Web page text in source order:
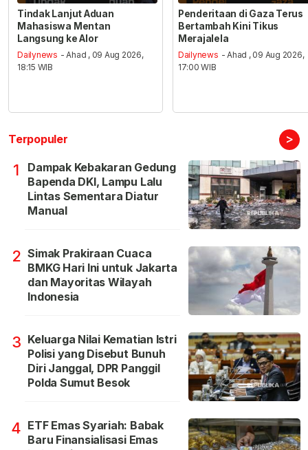
Tindak Lanjut Aduan
Mahasiswa Mentan
Langsung ke Alor
Dailynews - Ahad , 09 Aug 2026,
18:15 WIB
Penderitaan di Gaza Terus
Bertambah Kini Tikus
Merajalela
Dailynews - Ahad , 09 Aug 2026,
17:00 WIB
Terpopuler >
1
Dampak Kebakaran Gedung
Bapenda DKI, Lampu Lalu
Lintas Sementara Diatur
Manual
2 Simak Prakiraan Cuaca
BMKG Hari Ini untuk Jakarta
dan Mayoritas Wilayah
Indonesia
3 Keluarga Nilai Kematian Istri
Polisi yang Disebut Bunuh
Diri Janggal, DPR Panggil
Polda Sumut Besok
4 ETF Emas Syariah: Babak
Baru Finansialisasi Emas